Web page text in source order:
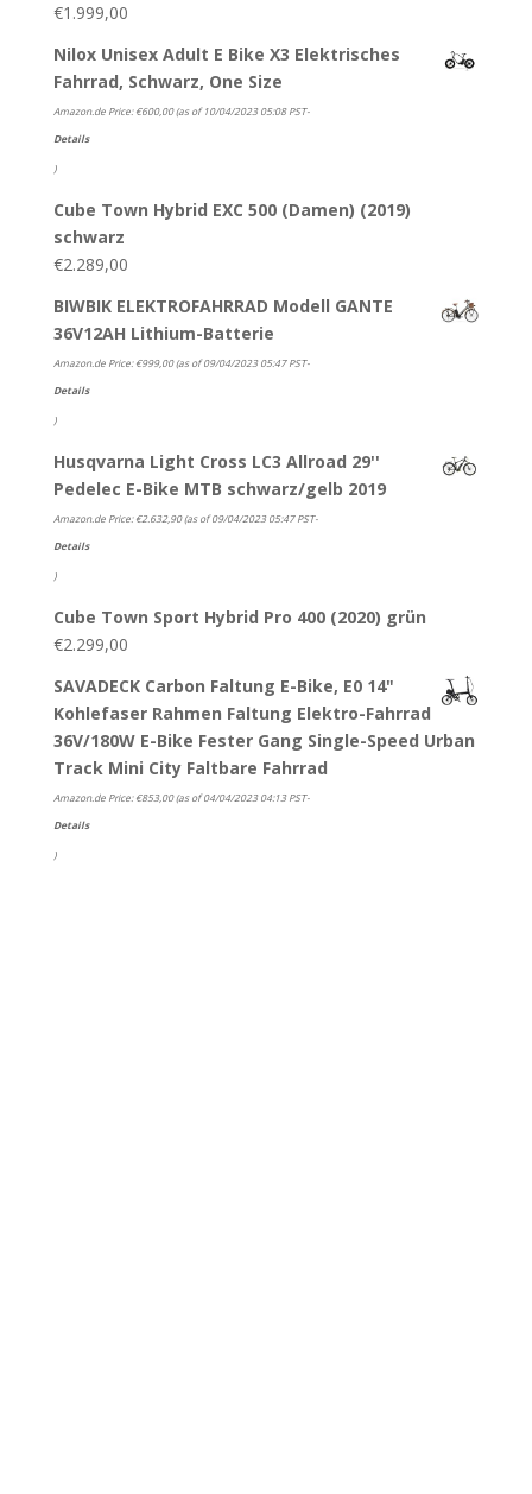
€1.999,00
Nilox Unisex Adult E Bike X3 Elektrisches
Fahrrad, Schwarz, One Size
Amazon.de Price:€600,00(as of 10/04/2023 05:08 PST-
Details
)
Cube Town Hybrid EXC 500 (Damen) (2019)
schwarz
€2.289,00
BIWBIK ELEKTROFAHRRAD Modell GANTE
36V12AH Lithium-Batterie
Amazon.de Price:€999,00(as of 09/04/2023 05:47 PST-
Details
)
Husqvarna Light Cross LC3 Allroad 29''
Pedelec E-Bike MTB schwarz/gelb 2019
Amazon.de Price:€2.632,90(as of 09/04/2023 05:47 PST-
Details
)
Cube Town Sport Hybrid Pro 400 (2020) grün
€2.299,00
SAVADECK Carbon Faltung E-Bike, E0 14"
Kohlefaser Rahmen Faltung Elektro-Fahrrad
36V/180W E-Bike Fester Gang Single-Speed Urban
Track Mini City Faltbare Fahrrad
Amazon.de Price:€853,00(as of 04/04/2023 04:13 PST-
Details
)